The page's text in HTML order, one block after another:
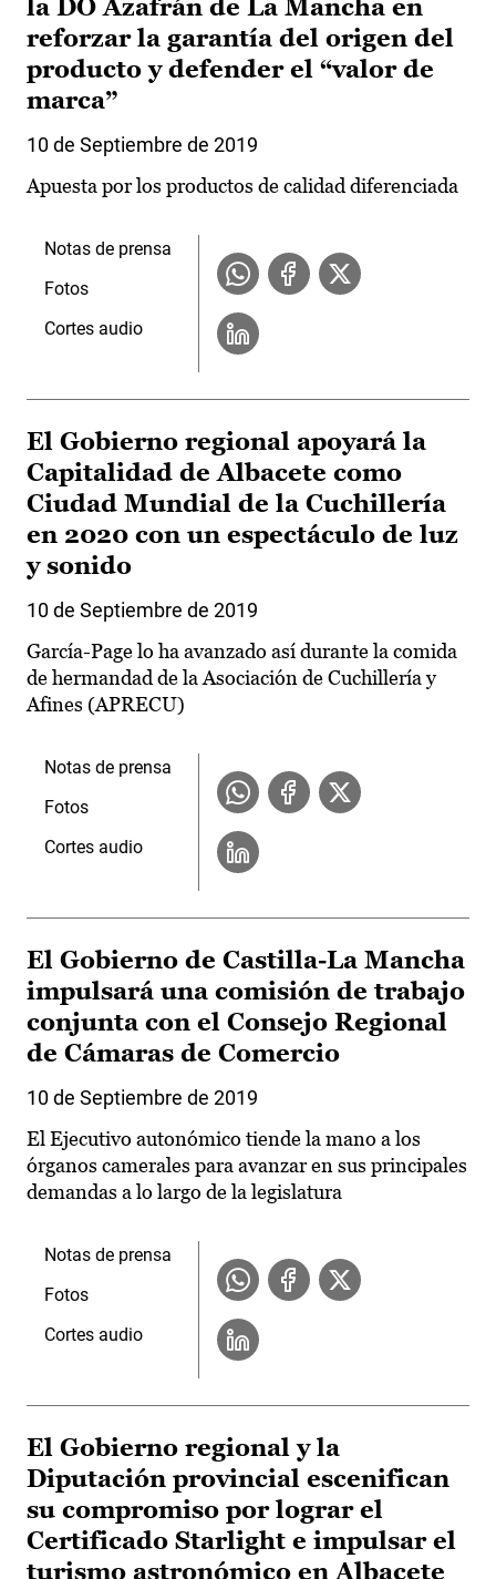
la DO Azafrán de La Mancha en
reforzar la garantía del origen del
producto y defender el “valor de
marca”
10 de Septiembre de 2019
Apuesta por los productos de calidad diferenciada
Notas de prensa
Fotos
Cortes audio
El Gobierno regional apoyará la
Capitalidad de Albacete como
Ciudad Mundial de la Cuchillería
en 2020 con un espectáculo de luz
y sonido
10 de Septiembre de 2019
García-Page lo ha avanzado así durante la comida
de hermandad de la Asociación de Cuchillería y
Afines (APRECU)
Notas de prensa
Fotos
Cortes audio
El Gobierno de Castilla-La Mancha
impulsará una comisión de trabajo
conjunta con el Consejo Regional
de Cámaras de Comercio
10 de Septiembre de 2019
El Ejecutivo autonómico tiende la mano a los
órganos camerales para avanzar en sus principales
demandas a lo largo de la legislatura
Notas de prensa
Fotos
Cortes audio
El Gobierno regional y la
Diputación provincial escenifican
su compromiso por lograr el
Certificado Starlight e impulsar el
turismo astronómico en Albacete